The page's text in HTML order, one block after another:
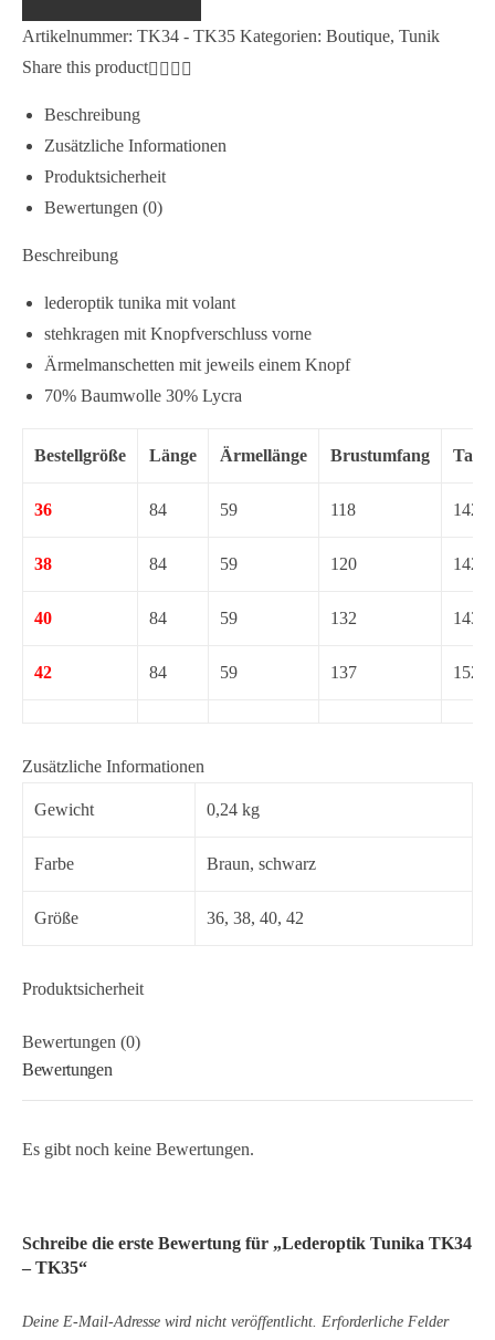
-
TK35
Artikelnummer: TK34 - TK35 Kategorien: Boutique, Tunik
Share this product
Beschreibung
Zusätzliche Informationen
Produktsicherheit
Bewertungen (0)
Beschreibung
lederoptik tunika mit volant
stehkragen mit Knopfverschluss vorne
Ärmelmanschetten mit jeweils einem Knopf
70% Baumwolle 30% Lycra
Bestellgröße Länge Ärmellänge Brustumfang
36 84 59 118 142
38 84 59 120 142
40 84 59 132 143
42 84 59 137 152
Zusätzliche Informationen
Gewicht 0,24 kg
Farbe Braun, schwarz
Größe 36, 38, 40, 42
Produktsicherheit
Bewertungen (0)
Bewertungen
Es gibt noch keine Bewertungen.
Schreibe die erste Bewertung für „Lederoptik Tunika TK34
– TK35“
Deine E-Mail-Adresse wird nicht veröffentlicht. Erforderliche Felder